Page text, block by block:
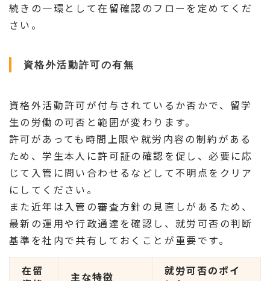
続きの一環として在留確認のフローを定めてくだ
さい。
資格外活動許可の有無
資格外活動許可が付与されているか否かで、留学
生の労働の可否と範囲が変わります。
許可があっても時間上限や就労内容の制約がある
ため、学生本人に許可証の確認を促し、必要に応
じて入管に問い合わせるなどして不明点をクリア
にしてください。
また近年は入管の審査方針の見直しがあるため、
最新の運用や行政通達を確認し、就労可否の判断
基準を社内で共有しておくことが重要です。
在留
主な特徴
就労可否のポイ